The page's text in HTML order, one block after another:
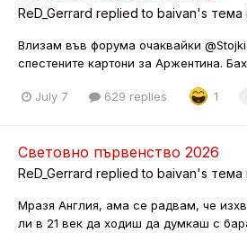
ReD_Gerrard replied to baivan's тема
Влизам във форума очаквайки
спестените картони за Аржентина.
July 7 629 replies 1
Световно първенство 2026
ReD_Gerrard replied to baivan's тема
Мразя Англия, ама се радвам, че
ли в 21 век да ходиш да думкаш с